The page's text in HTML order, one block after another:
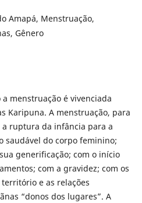
Amapá, Menstruação,
Gênero
menstruação é vivenciada
Karipuna. A menstruação, para
ruptura da infância para a
saudável do corpo feminino;
generificação; com o início
com a gravidez; com os
e as relações
“donos dos lugares”. A